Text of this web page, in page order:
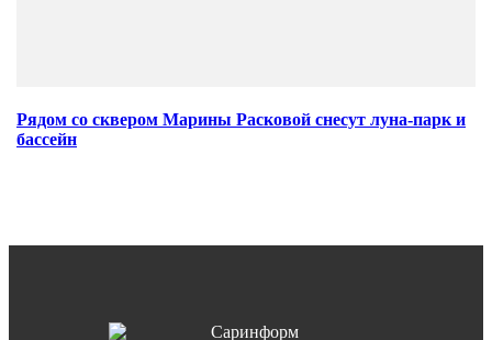
Рядом со сквером Марины Расковой снесут луна-парк и
бассейн